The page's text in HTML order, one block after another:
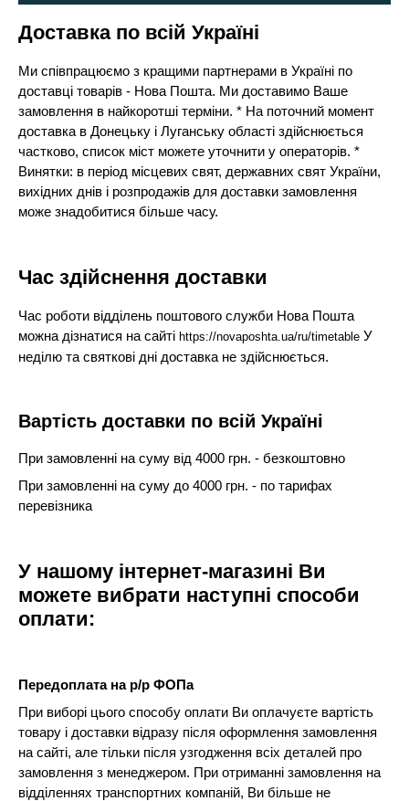
Доставка по всій Україні
Ми співпрацюємо з кращими партнерами в Україні по
доставці товарів - Нова Пошта. Ми доставимо Ваше
замовлення в найкоротші терміни. * На поточний момент
доставка в Донецьку і Луганську області здійснюється
частково, список міст можете уточнити у операторів. *
Винятки: в період місцевих свят, державних свят України,
вихідних днів і розпродажів для доставки замовлення
може знадобитися більше часу.
Час здійснення доставки
Час роботи відділень поштового служби Нова Пошта
можна дізнатися на сайтіhttps://novaposhta.ua/ru/timetable У
неділю та святкові дні доставка не здійснюється.
Вартість доставки по всій Україні
При замовленні на суму від 4000 грн. - безкоштовно
При замовленні на суму до 4000 грн. - по тарифах
перевізника
У нашому інтернет-магазині Ви
можете вибрати наступні способи
оплати:
Передоплата на р/р ФОПа
При виборі цього способу оплати Ви оплачуєте вартість
товару і доставки відразу після оформлення замовлення
на сайті, але тільки після узгодження всіх деталей про
замовлення з менеджером. При отриманні замовлення на
відділеннях транспортних компаній, Ви більше не